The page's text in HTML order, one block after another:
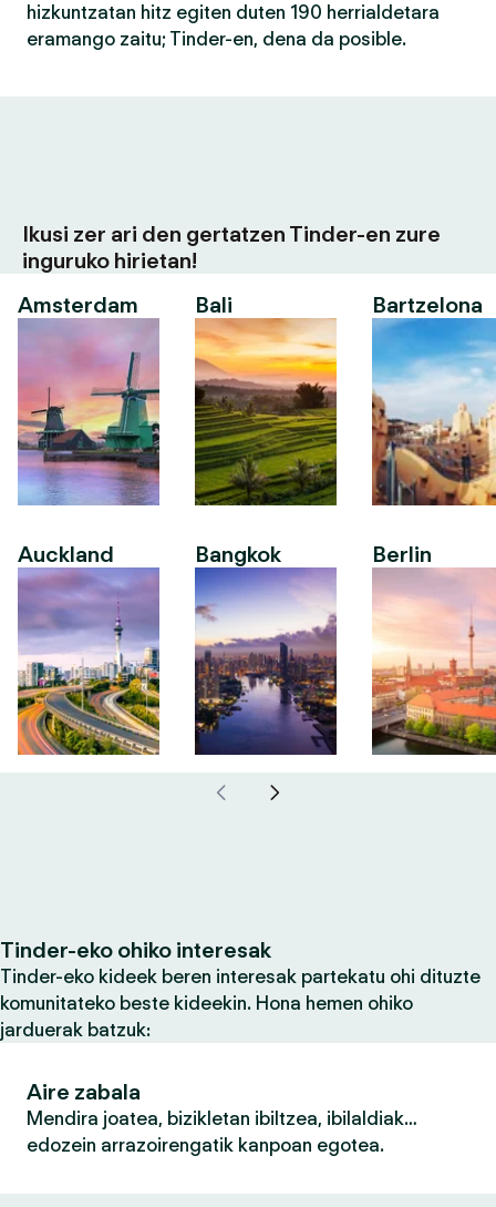
hizkuntzatan hitz egiten duten 190 herrialdetara
eramango zaitu; Tinder-en, dena da posible.
Ikusi zer ari den gertatzen Tinder-en zure
inguruko hirietan!
Amsterdam
Auckland
Bali
Bangkok
Bartzelona
Berlin
Tinder-eko ohiko interesak
Tinder-eko kideek beren interesak partekatu ohi dituzte
komunitateko beste kideekin. Hona hemen ohiko
jarduerak batzuk:
Aire zabala
Mendira joatea, bizikletan ibiltzea, ibilaldiak…
edozein arrazoirengatik kanpoan egotea.